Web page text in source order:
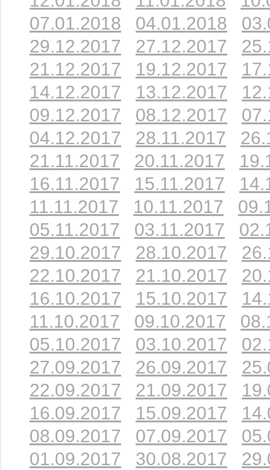
07.01.2018
04.01.2018
29.12.2017
27.12.2017
21.12.2017
19.12.2017
14.12.2017
13.12.2017
09.12.2017
08.12.2017
04.12.2017
28.11.2017
21.11.2017
20.11.2017
16.11.2017
15.11.2017
11.11.2017
10.11.2017
05.11.2017
03.11.2017
29.10.2017
28.10.2017
22.10.2017
21.10.2017
16.10.2017
15.10.2017
11.10.2017
09.10.2017
05.10.2017
03.10.2017
27.09.2017
26.09.2017
22.09.2017
21.09.2017
16.09.2017
15.09.2017
08.09.2017
07.09.2017
01.09.2017
30.08.2017